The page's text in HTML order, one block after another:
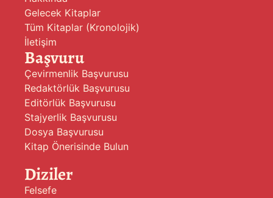
Gelecek Kitaplar
Tüm Kitaplar (Kronolojik)
İletişim
Başvuru
Çevirmenlik Başvurusu
Redaktörlük Başvurusu
Editörlük Başvurusu
Stajyerlik Başvurusu
Dosya Başvurusu
Kitap Önerisinde Bulun
Diziler
Felsefe